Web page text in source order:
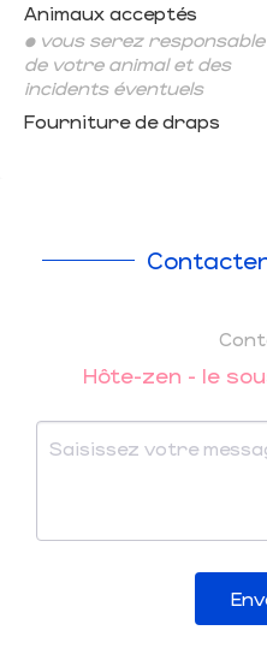
Animaux acceptés
• vous serez responsable
de votre animal et des
incidents éventuels
Fourniture de draps
Hôte-zen - le